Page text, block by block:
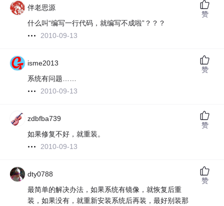
伴老思源
什么叫“编写一行代码，就编写不成啦”？？？
2010-09-13
赞
isme2013
系统有问题……
2010-09-13
赞
zdbfba739
如果修复不好，就重装。
2010-09-13
赞
dty0788
最简单的解决办法，如果系统有镜像，就恢复后重
装，如果没有，就重新安装系统后再装，最好别装那
赞